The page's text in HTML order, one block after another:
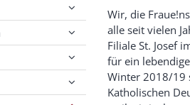
Wir, die
alle seit vielen
Filiale St. Josef
für ein
Winter 2018/19
Katholischen